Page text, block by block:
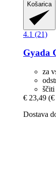
Košarica
4.1 (21)
Gyada
za
ščiti
€ 23,49 (€
Dostava